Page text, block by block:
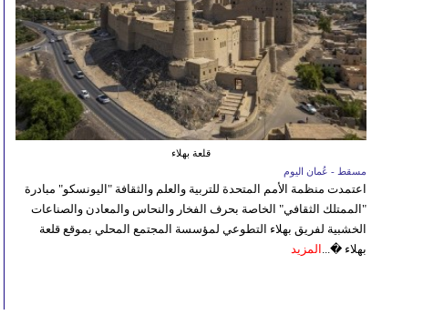
قلعة بهلاء
مسقط - عُمان اليوم
اعتمدت منظمة الأمم المتحدة للتربية والعلم والثقافة "اليونسكو" مبادرة
"الممتلك الثقافي" الخاصة بحرف الفخار والنحاس والمعادن والصناعات
الخشبية لفريق بهلاء التطوعي لمؤسسة المجتمع المحلي بموقع قلعة
بهلاء �... المزيد